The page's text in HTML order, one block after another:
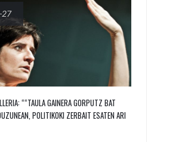
27
““TAULA GAINERA GORPUTZ BAT
POLITIKOKI ZERBAIT ESATEN ARI